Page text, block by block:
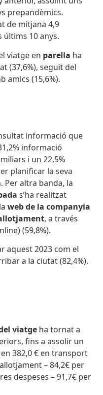
prepandèmics.
de mitjana 4,9
últims 10 anys.
viatge en parella ha
(37,6%), seguit del
amics (15,6%).
informació que
informació
i un 22,5%
planificar la seva
Per altra banda, la
s’ha realitzat
web de la companyia
, a través
(59,8%).
aquest 2023 com el
a la ciutat (82,4%),
viatge ha tornat a
fins a assolir un
382,0 € en transport
– 84,2€ per
despeses – 91,7€ per